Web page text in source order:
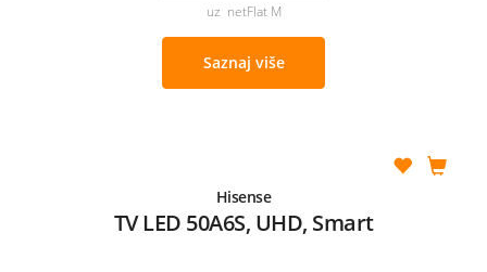
uz netFlat M
Saznaj više
Hisense
TV LED 50A6S, UHD, Smart